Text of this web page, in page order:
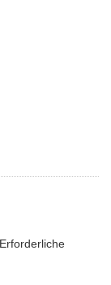
Erforderliche